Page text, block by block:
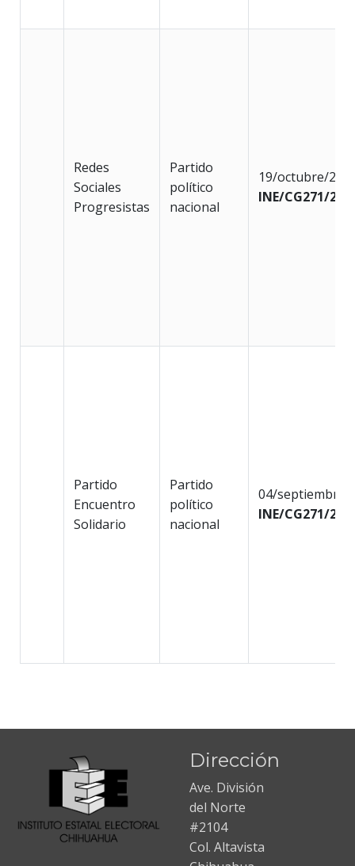
Redes
Sociales
Progresistas
Partido
político
nacional
19/octubre/
INE/CG271/
Partido
Encuentro
Solidario
Partido
político
nacional
04/septiembre/
INE/CG271/
Dirección
Ave. División
del Norte
#2104
Col. Altavista